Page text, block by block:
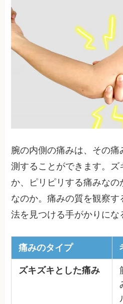
腕の内側の痛みは、その
測することができます。
か、ピリピリする痛みな
なのか。痛みの質を観察
法を見つける手がかりにな
痛みのタイプ
ズキズキとした痛み